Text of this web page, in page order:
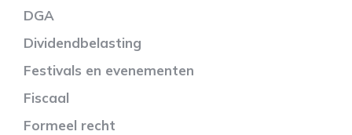
DGA
Dividendbelasting
Festivals en evenementen
Fiscaal
Formeel recht